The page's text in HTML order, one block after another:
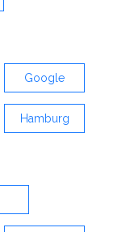
Google
Hamburg